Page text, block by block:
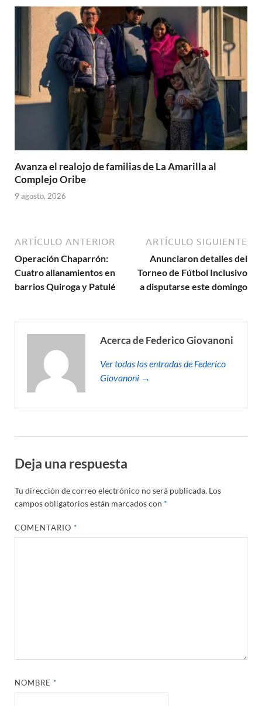
Avanza el realojo de familias de La Amarilla al
Complejo Oribe
9 agosto, 2026
ARTÍCULO ANTERIOR
Operación Chaparrón:
Cuatro allanamientos en
barrios Quiroga y Patulé
ARTÍCULO SIGUIENTE
Anunciaron detalles del
Torneo de Fútbol Inclusivo
a disputarse este domingo
Acerca de Federico Giovanoni
Ver todas las entradas de Federico
Giovanoni →
Deja una respuesta
Tu dirección de correo electrónico no será publicada. Los
campos obligatorios están marcados con *
COMENTARIO*
NOMBRE*